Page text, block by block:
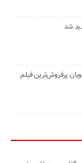
شد
پرفروش‌ترین فیلم